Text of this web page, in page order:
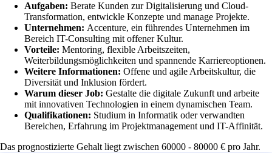
Aufgaben: Berate Kunden zur Digitalisierung und Cloud-
Transformation, entwickle Konzepte und manage Projekte.
Unternehmen: Accenture, ein führendes Unternehmen im
Bereich IT-Consulting mit offener Kultur.
Vorteile: Mentoring, flexible Arbeitszeiten,
Weiterbildungsmöglichkeiten und spannende Karriereoptionen.
Weitere Informationen: Offene und agile Arbeitskultur, die
Diversität und Inklusion fördert.
Warum dieser Job: Gestalte die digitale Zukunft und arbeite
mit innovativen Technologien in einem dynamischen Team.
Qualifikationen: Studium in Informatik oder verwandten
Bereichen, Erfahrung im Projektmanagement und IT-Affinität.
Das prognostizierte Gehalt liegt zwischen 60000 - 80000 € pro Jahr.